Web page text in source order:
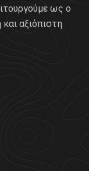
ως ο
αξιόπιστη